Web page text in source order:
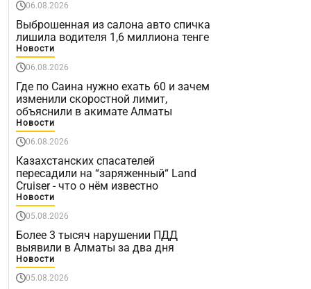
06.08.2026
Выброшенная из салона авто спичка
лишила водителя 1,6 миллиона тенге
Новости
06.08.2026
Где по Саина нужно ехать 60 и зачем
изменили скоростной лимит,
объяснили в акимате Алматы
Новости
06.08.2026
Казахстанских спасателей
пересадили на “заряженный“ Land
Cruiser - что о нём известно
Новости
05.08.2026
Более 3 тысяч нарушении ПДД
выявили в Алматы за два дня
Новости
05.08.2026